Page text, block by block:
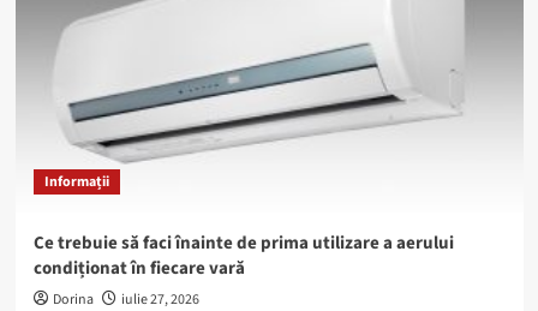
Informații
Ce trebuie să faci înainte de prima utilizare a aerului
condiționat în fiecare vară
Dorina iulie 27, 2026